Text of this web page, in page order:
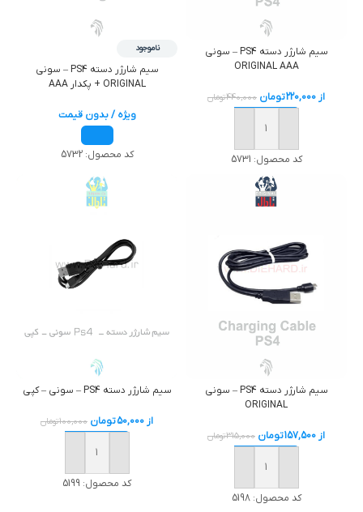
سيم شارژر دسته PS4 – سوني
ORIGINAL AAA
از 220,000تومان 440,000تومان
خرید
کد محصول: 5731
ناموجود
سيم شارژر دسته PS4 – سوني
ORIGINAL + پکدار AAA
ویژه / بدون قیمت
کد محصول:5732
سيم شارژر دسته PS4 – سوني
ORIGINAL
از157,500تومان 315,000تومان
خرید
کد محصول:5198
سيم شارژر دسته PS4 – سوني – کپی
از50,000تومان 100,000تومان
خرید
کد محصول: 5199